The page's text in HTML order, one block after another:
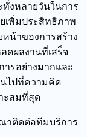
ทั่งหลายวันในการ
เพิ่มประสิทธิภาพ
น้าของการสร้าง
ดผลงานที่เสร็จ
รอย่างมากและ
ไปที่ความคิด
ะสมที่สุด
าติดต่อทีมบริการ